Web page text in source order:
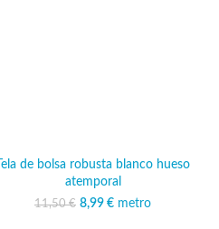
Tela de bolsa robusta blanco hueso
atemporal
11,50€
El precio original era:
8,99 € El precio actual es:
metro